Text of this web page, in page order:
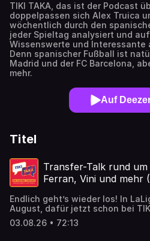
TIKI TAKA, das ist der Podcast
doppelpassen sich Alex Truica
wöchentlich durch den
jeder Spieltag analysiert und
Wissenswerte und
Denn spanischer Fußball ist
Madrid und der FC Barcelona,
mehr.
Auf
Titel
Transfer-Talk rund
Ferran, Vini und mehr
Endlich geht’s wieder los! In
August, dafür jetzt schon bei
unsere schon 8. Saison! Und
Ankündigungen für euch,
03.08.26 • 72:13